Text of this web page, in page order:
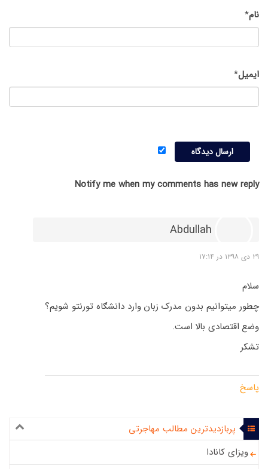
نام*
ایمیل*
Notify me when my comments has new reply
Abdullah
۲۹ دی ۱۳۹۸ در ۱۷:۱۴
سلام
چطور میتوانیم بدون مدرک زبان وارد دانشګاه تورنتو شویم؟
وضع اقتصادی بالا است.
تشکر
پاسخ
پربازدیدترین مطالب مهاجرتی
ویزای کانادا